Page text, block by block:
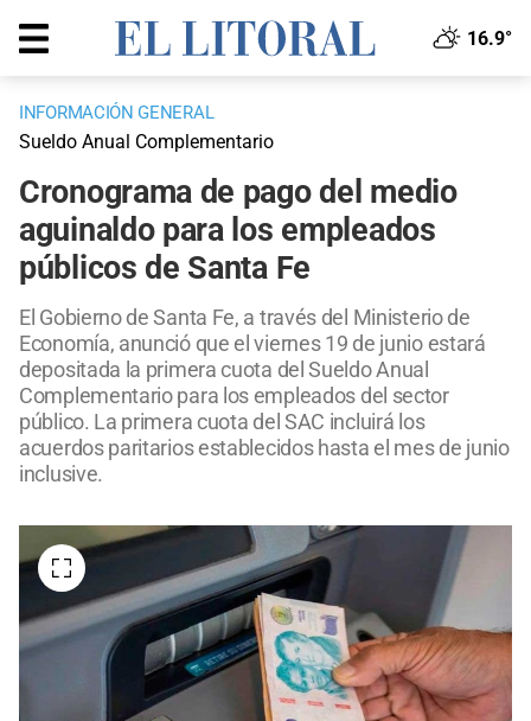
16.9°
INFORMACIÓN GENERAL
Sueldo Anual Complementario
Cronograma de pago del medio
aguinaldo para los empleados
públicos de Santa Fe
El Gobierno de Santa Fe, a través del Ministerio de
Economía, anunció que el viernes 19 de junio estará
depositada la primera cuota del Sueldo Anual
Complementario para los empleados del sector
público. La primera cuota del SAC incluirá los
acuerdos paritarios establecidos hasta el mes de junio
inclusive.